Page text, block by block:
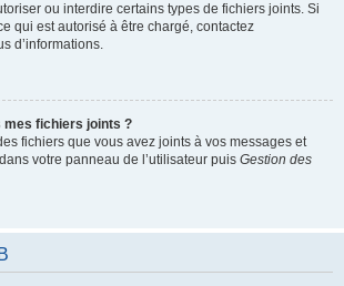
ou interdire certains types de fichiers joints. Si
qui est autorisé à être chargé, contactez
d’informations.
fichiers joints ?
fichiers que vous avez joints à vos messages et
votre panneau de l’utilisateur puis Gestion des